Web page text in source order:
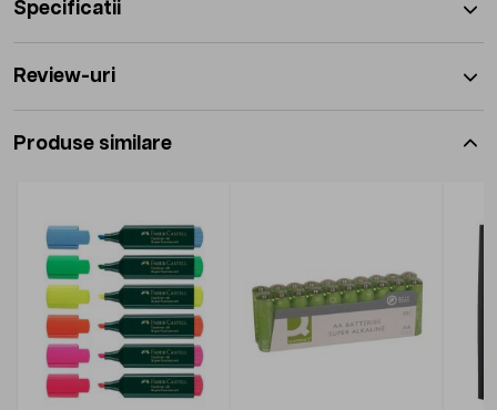
Specificatii
Review-uri
Produse similare